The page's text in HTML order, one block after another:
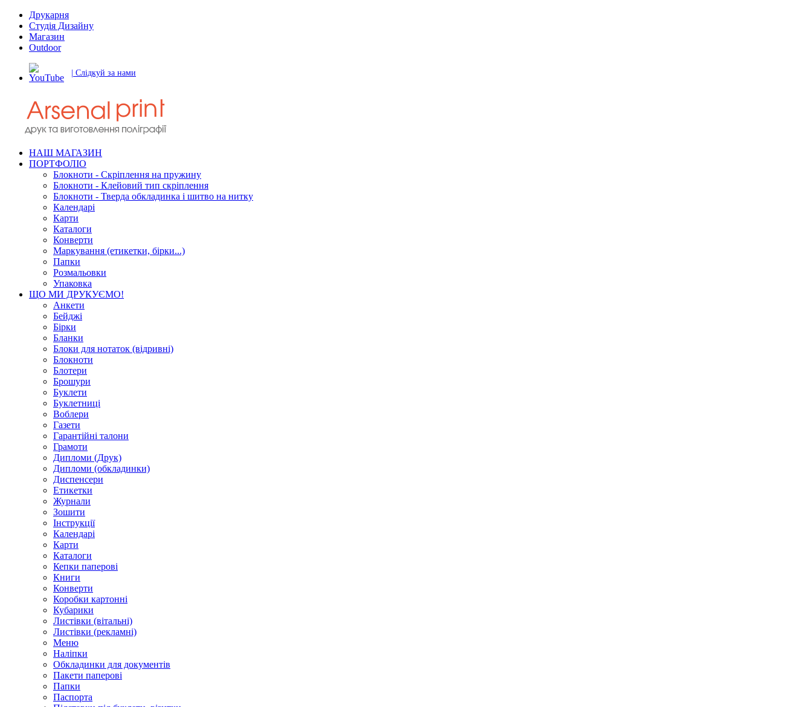
Друкарня
Студія Дизайну
Магазин
Outdoor
| Слідкуй за нами
НАШ МАГАЗИН
ПОРТФОЛІО
Блокноти - Скріплення на пружину
Блокноти - Клейовий тип скріплення
Блокноти - Тверда обкладинка і шитво на нитку
Календарі
Карти
Каталоги
Конверти
Маркування (етикетки, бірки...)
Папки
Розмальовки
Упаковка
ЩО МИ ДРУКУЄМО!
Анкети
Бейджі
Бірки
Бланки
Блоки для нотаток (відривні)
Блокноти
Блотери
Брошури
Буклети
Буклетниці
Воблери
Газети
Гарантійні талони
Грамоти
Дипломи (Друк)
Дипломи (обкладинки)
Диспенсери
Етикетки
Журнали
Зошити
Інструкції
Календарі
Карти
Каталоги
Кепки паперові
Книги
Конверти
Коробки картонні
Кубарики
Листівки (вітальні)
Листівки (рекламні)
Меню
Наліпки
Обкладинки для документів
Пакети паперові
Папки
Паспорта